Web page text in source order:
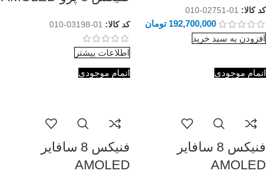
کد کالا: 01-02751-010
192,700,000 تومان
افزودن به سبد خرید
کد کالا: 01-03198-010
اطلاعات بیشتر
اتمام موجودی
فنیکس 8 سافایر
AMOLED
اتمام موجودی
فنیکس 8 سافایر
AMOLED